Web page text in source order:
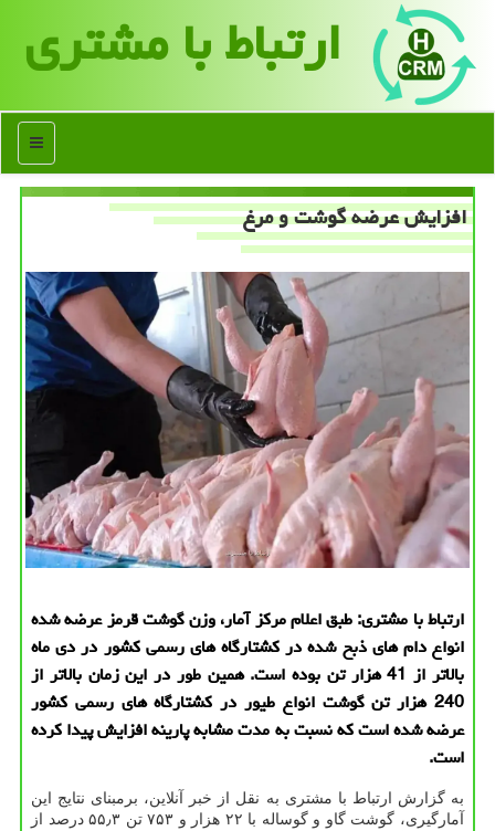
ارتباط با مشتری
منو
افزایش عرضه گوشت و مرغ
ارتباط با مشتری: طبق اعلام مرکز آمار، وزن گوشت قرمز عرضه شده
انواع دام های ذبح شده در کشتارگاه های رسمی کشور در دی ماه
بالاتر از 41 هزار تن بوده است. همین طور در این زمان بالاتر از
240 هزار تن گوشت انواع طیور در کشتارگاه های رسمی کشور
عرضه شده است که نسبت به مدت مشابه پارینه افزایش پیدا کرده
است.
به گزارش ارتباط با مشتری به نقل از خبر آنلاین، برمبنای نتایج این
آمارگیری، گوشت گاو و گوساله با ۲۲ هزار و ۷۵۳ تن ۵۵٫۳ درصد از